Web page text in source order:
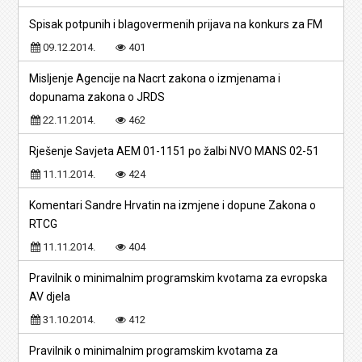
Spisak potpunih i blagovermenih prijava na konkurs za FM
09.12.2014. 401
Misljenje Agencije na Nacrt zakona o izmjenama i
dopunama zakona o JRDS
22.11.2014. 462
Rješenje Savjeta AEM 01-1151 po žalbi NVO MANS 02-51
11.11.2014. 424
Komentari Sandre Hrvatin na izmjene i dopune Zakona o
RTCG
11.11.2014. 404
Pravilnik o minimalnim programskim kvotama za evropska
AV djela
31.10.2014. 412
Pravilnik o minimalnim programskim kvotama za